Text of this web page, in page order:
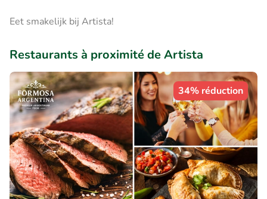
Eet smakelijk bij Artista!
Restaurants à proximité de Artista
34% réduction